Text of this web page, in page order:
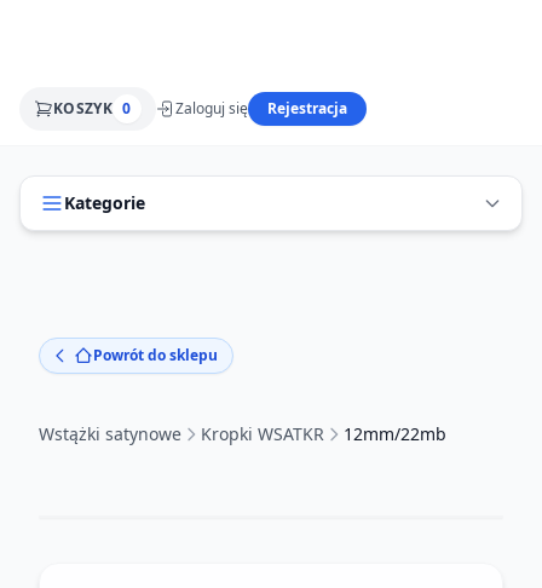
KOSZYK 0 Zaloguj się Rejestracja
Kategorie
Powrót do sklepu
Wstążki satynowe Kropki WSATKR 12mm/22mb